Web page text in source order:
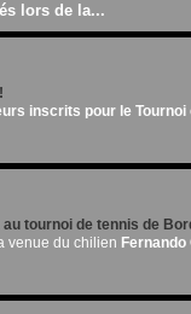
lors de la...
inscrits pour le Tournoi
au tournoi de tennis de
venue du chilien Fernando